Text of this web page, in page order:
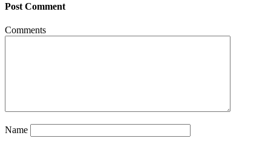
Post Comment
Comments
Name